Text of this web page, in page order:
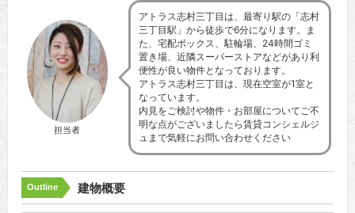
担当者
アトラス志村三丁目は、最寄り駅の「志村
三丁目駅」から徒歩で6分になります。ま
た、宅配ボックス、駐輪場、24時間ゴミ
置き場、近隣スーパーストアなどがあり利
便性が良い物件となっております。
アトラス志村三丁目は、現在空室が1室と
なっています。
内見をご検討や物件・お部屋についてご不
明な点がございましたら賃貸コンシェルジ
ュまで気軽にお問い合わせください
Outline 建物概要